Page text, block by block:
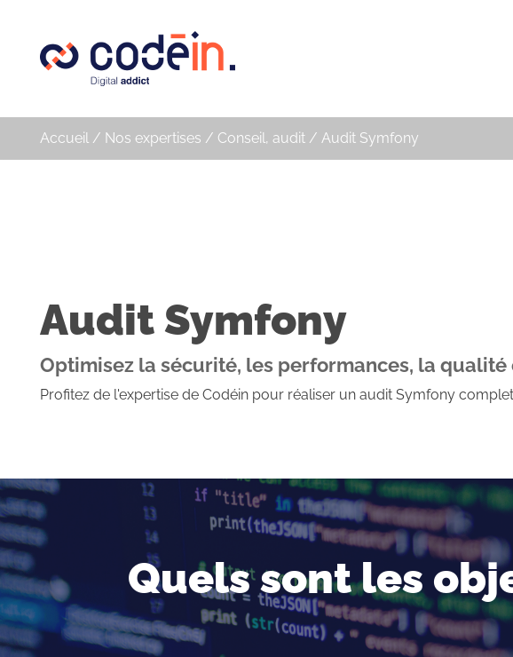
Accueil / Nos expertises / Conseil, audit / Audit Symfony
Audit Symfony
Optimisez la sécurité, les performances, la
Profitez de l'expertise de Codéin pour réaliser un audit Symfony
Quels sont les